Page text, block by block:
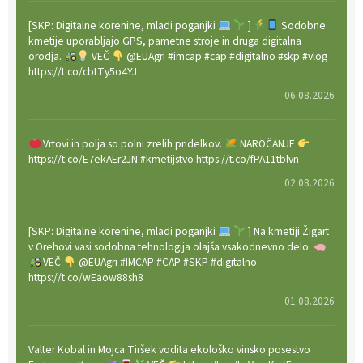
[SKP: Digitalne korenine, mladi poganjki ]
Sodobne
kmetije uporabljajo GPS, pametne stroje in druga digitalna
orodja.
VEČ
@EUAgri #imcap #cap #digitalno #skp #vlog
https://t.co/cbLTy5o4YJ
06.08.2026
Vrtovi in polja so polni zrelih pridelkov.
NAROČANJE
https://t.co/E7ekAEr2JN #kmetijstvo https://t.co/fPA11tblvn
02.08.2026
[SKP: Digitalne korenine, mladi poganjki
] Na kmetiji Žigart
v Orehovi vasi sodobna tehnologija olajša vsakodnevno delo.
VEČ
@EUAgri #IMCAP #CAP #SKP #digitalno
https://t.co/wEaow88sh8
01.08.2026
Valter Kobal in Mojca Tiršek vodita ekološko vinsko posestvo